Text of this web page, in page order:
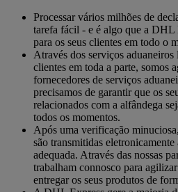
Processar vários milhões de
tarefa fácil - e é algo que a DHL
para os seus clientes em todo o
Através dos serviços aduaneiros
clientes em toda a parte, somos
fornecedores de serviços
precisamos de garantir que os
relacionados com a alfândega
todos os momentos.
Após uma verificação
são transmitidas
adequada. Através das nossas
trabalham connosco para
entregar os seus produtos de